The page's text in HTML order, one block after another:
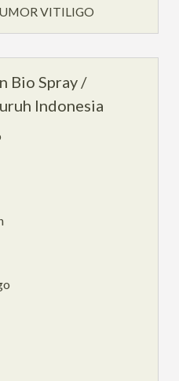
VITILIGO
Bio Spray /
Indonesia